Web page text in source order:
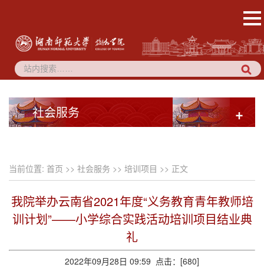
社会服务 +
当前位置: 首页 >> 社会服务 >> 培训项目 >> 正文
我院举办云南省2021年度“义务教育青年教师培
训计划”——小学综合实践活动培训项目结业典
礼
2022年09月28日 09:59 点击：[680]